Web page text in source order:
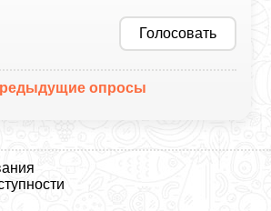
Голосовать
опросы